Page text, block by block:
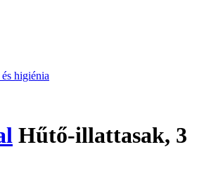
higiénia
Hűtő-illattasak, 3